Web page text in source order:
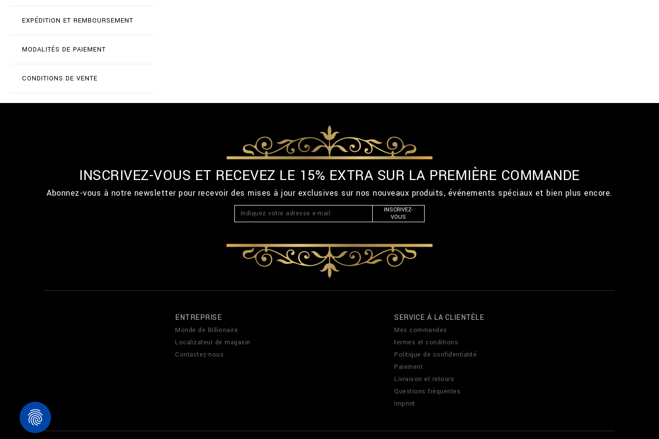
EXPÉDITION ET REMBOURSEMENT
MODALITÉS DE PAIEMENT
CONDITIONS DE VENTE
INSCRIVEZ-VOUS ET RECEVEZ LE 15% EXTRA SUR LA PREMIÈRE COMMANDE
Abonnez-vous à notre newsletter pour recevoir des mises à jour exclusives sur nos nouveaux produits, événements spéciaux et bien plus encore.
INSCRIVEZ-
VOUS
ENTREPRISE
Monde de Billionaire
Localizateur de magasin
Contactez-nous
SERVICE À LA CLIENTÈLE
Mes commandes
termes et conditions
Politique de confidentialité
Paiement
Livraison et retours
Questions fréquentes
Imprint